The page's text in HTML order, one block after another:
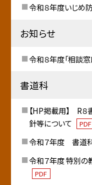
令和８年度いじめ
お知らせ
令和８年度「相談窓
書道科
【HP掲載用】 R
針等について
PDF
令和７年度 書道
令和７年度 特別の
PDF